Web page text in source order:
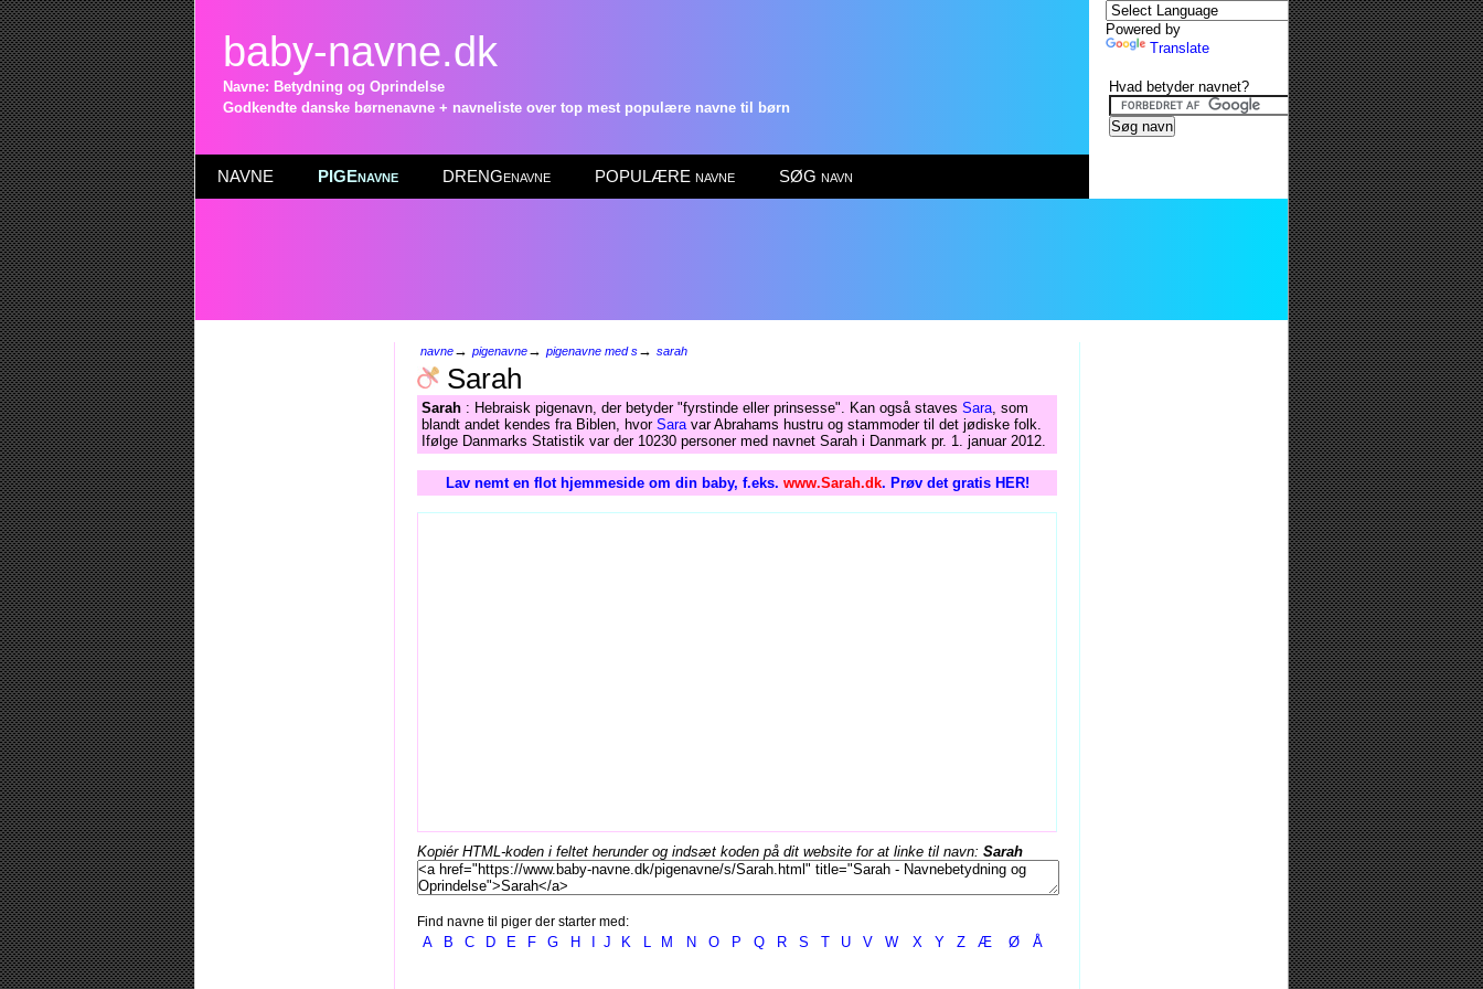
baby-navne.dk
Navne: Betydning og Oprindelse
Godkendte danske børnenavne + navneliste over top mest populære navne til børn
NAVNE PIGEnavne DRENGenavne POPULÆRE navne SØG navn
navne→ pigenavne→ pigenavne med s→ sarah
Sarah
Sarah : Hebraisk pigenavn, der betyder "fyrstinde eller prinsesse". Kan også staves Sara, som
blandt andet kendes fra Biblen, hvor Saravar Abrahams hustru og stammoder til det jødiske folk.
Ifølge Danmarks Statistik var der 10230 personer med navnet Sarah i Danmark pr. 1. januar 2012.
Lav nemt en flot hjemmeside om din baby, f.eks. www.Sarah.dk. Prøv det gratis HER!
Kopiér HTML-koden i feltet herunder og indsæt koden på dit website for at linke til navn: Sarah
Find navne til piger der starter med:
A B C D E F G H J K L M N O P Q R S T U V W X Y Z Æ Ø Å
Powered by
Translate
Hvad betyder navnet?